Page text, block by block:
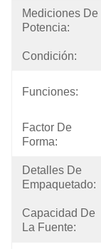
Mediciones De
Potencia:
Condición:
Funciones:
Factor De
Forma:
Detalles De
Empaquetado:
Capacidad De
La Fuente: